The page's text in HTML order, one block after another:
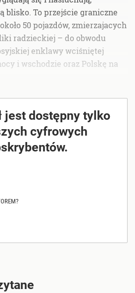
blisko. To przejście graniczne
50 pojazdów, zmierzajacych
radzieckiej – do obwodu
enklawy wciśniętej
i wschodzie oraz Polskę na
jest dostępny tylko
cyfrowych